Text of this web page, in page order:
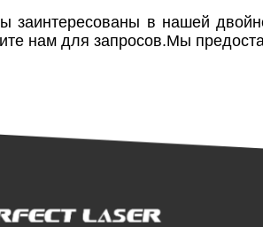
заинтересованы в нашей
нам для запросов.Мы